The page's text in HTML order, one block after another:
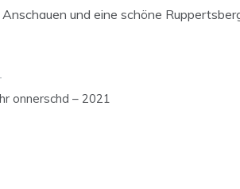
und eine schöne
onnerschd – 2021